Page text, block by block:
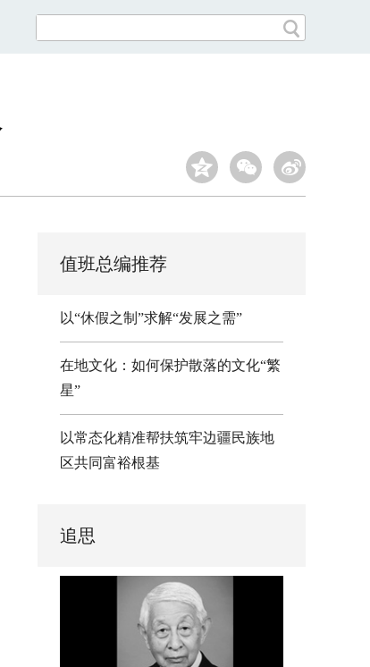
值班总编推荐
以“休假之制”求解“发展之需”
在地文化：如何保护散落的文化“繁
星”
以常态化精准帮扶筑牢边疆民族地
区共同富裕根基
追思